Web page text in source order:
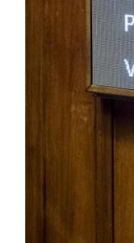
Scienza
Cultura
Economia
Sport